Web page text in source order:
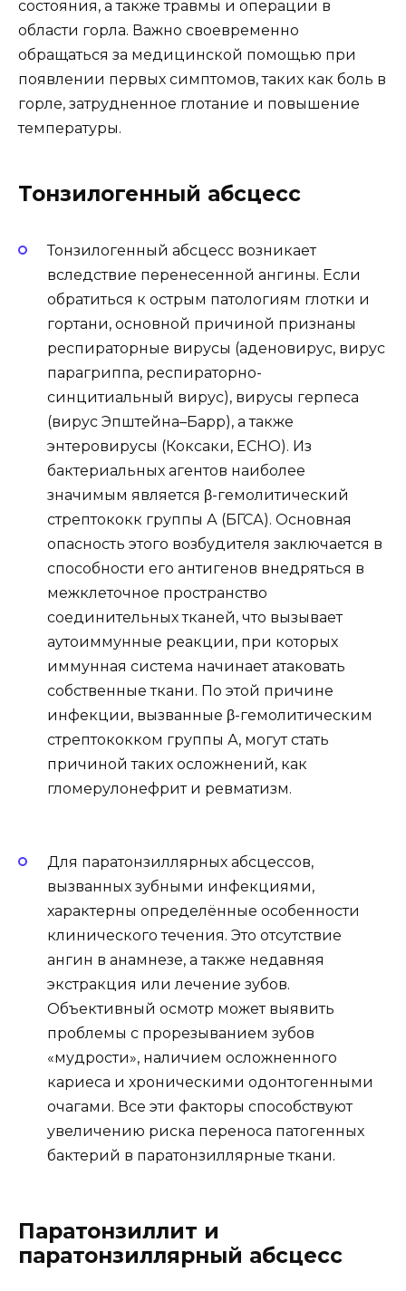
состояния, а также травмы и операции в
области горла. Важно своевременно
обращаться за медицинской помощью при
появлении первых симптомов, таких как боль в
горле, затрудненное глотание и повышение
температуры.
Тонзилогенный абсцесс
Тонзилогенный абсцесс возникает
вследствие перенесенной ангины. Если
обратиться к острым патологиям глотки и
гортани, основной причиной признаны
респираторные вирусы (аденовирус, вирус
парагриппа, респираторно-
синцитиальный вирус), вирусы герпеса
(вирус Эпштейна–Барр), а также
энтеровирусы (Коксаки, ECHO). Из
бактериальных агентов наиболее
значимым является β-гемолитический
стрептококк группы А (БГСА). Основная
опасность этого возбудителя заключается в
способности его антигенов внедряться в
межклеточное пространство
соединительных тканей, что вызывает
аутоиммунные реакции, при которых
иммунная система начинает атаковать
собственные ткани. По этой причине
инфекции, вызванные β-гемолитическим
стрептококком группы А, могут стать
причиной таких осложнений, как
гломерулонефрит и ревматизм.
Для паратонзиллярных абсцессов,
вызванных зубными инфекциями,
характерны определённые особенности
клинического течения. Это отсутствие
ангин в анамнезе, а также недавняя
экстракция или лечение зубов.
Объективный осмотр может выявить
проблемы с прорезыванием зубов
«мудрости», наличием осложненного
кариеса и хроническими одонтогенными
очагами. Все эти факторы способствуют
увеличению риска переноса патогенных
бактерий в паратонзиллярные ткани.
Паратонзиллит и
паратонзиллярный абсцесс